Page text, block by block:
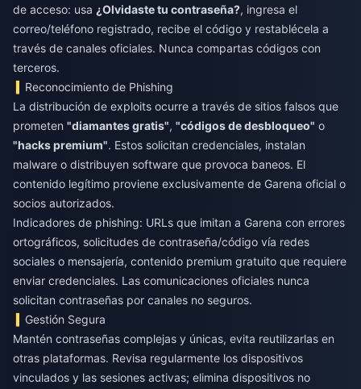
de acceso: usa ¿Olvidaste tu contraseña?, ingresa el
correo/teléfono registrado, recibe el código y restablécela a
través de canales oficiales. Nunca compartas códigos con
terceros.
Reconocimiento de Phishing
La distribución de exploits ocurre a través de sitios falsos que
prometen "diamantes gratis", "códigos de desbloqueo" o
"hacks premium". Estos solicitan credenciales, instalan
malware o distribuyen software que provoca baneos. El
contenido legítimo proviene exclusivamente de Garena oficial o
socios autorizados.
Indicadores de phishing: URLs que imitan a Garena con errores
ortográficos, solicitudes de contraseña/código vía redes
sociales o mensajería, contenido premium gratuito que requiere
enviar credenciales. Las comunicaciones oficiales nunca
solicitan contraseñas por canales no seguros.
Gestión Segura
Mantén contraseñas complejas y únicas, evita reutilizarlas en
otras plataformas. Revisa regularmente los dispositivos
vinculados y las sesiones activas; elimina dispositivos no